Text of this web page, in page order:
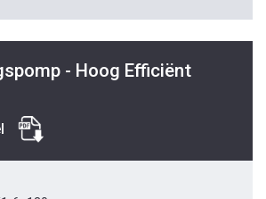
- Hoog Efficiënt